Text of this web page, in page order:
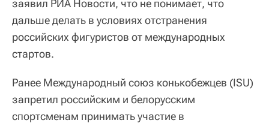
заявил РИА Новости, что не понимает, что
дальше делать в условиях отстранения
российских фигуристов от международных
стартов.
Ранее Международный союз конькобежцев (ISU)
запретил российским и белорусским
спортсменам принимать участие в